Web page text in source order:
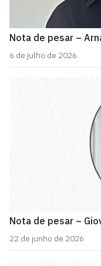
Nota de pesar –
6 de julho de 2026
Nota de pesar –
22 de junho de 2026